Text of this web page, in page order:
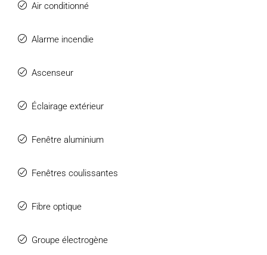
Air conditionné
Alarme incendie
Ascenseur
Éclairage extérieur
Fenêtre aluminium
Fenêtres coulissantes
Fibre optique
Groupe électrogène